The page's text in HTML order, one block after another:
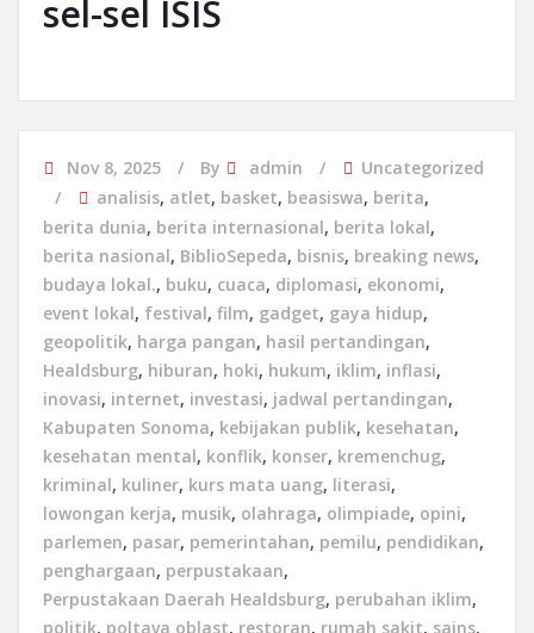
sel-sel ISIS
Nov 8, 2025 By admin
Uncategorized
analisis, atlet, basket, beasiswa, berita,
berita dunia, berita internasional, berita lokal,
berita nasional, BiblioSepeda, bisnis, breaking news,
budaya lokal., buku, cuaca, diplomasi, ekonomi,
event lokal, festival, film, gadget, gaya hidup,
geopolitik, harga pangan, hasil pertandingan,
Healdsburg, hiburan, hoki, hukum, iklim, inflasi,
inovasi, internet, investasi, jadwal pertandingan,
Kabupaten Sonoma, kebijakan publik, kesehatan,
kesehatan mental, konflik, konser, kremenchug,
kriminal, kuliner, kurs mata uang, literasi,
lowongan kerja, musik, olahraga, olimpiade, opini,
parlemen, pasar, pemerintahan, pemilu, pendidikan,
penghargaan, perpustakaan,
Perpustakaan Daerah Healdsburg, perubahan iklim,
politik, poltava oblast, restoran, rumah sakit, sains,